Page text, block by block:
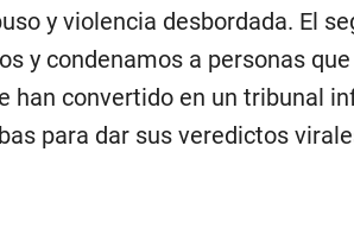
y violencia desbordada. El
y condenamos a personas
han convertido en un tribunal
para dar sus veredictos